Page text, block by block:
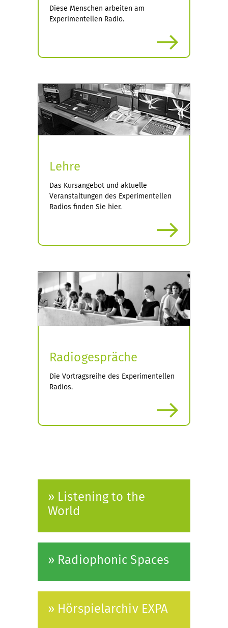
» Listening to the
World
» Radiophonic Spaces
» Hörspielarchiv EXPA
Diese Menschen arbeiten am
Experimentellen Radio.
Lehre
Das Kursangebot und aktuelle
Veranstaltungen des Experimentellen
Radios finden Sie hier.
Radiogespräche
Die Vortragsreihe des Experimentellen
Radios.